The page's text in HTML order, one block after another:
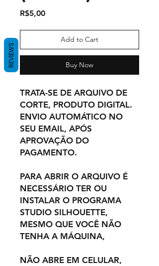
R$5,00Price
Add to Cart
Buy Now
TRATA-SE DE ARQUIVO DE
CORTE, PRODUTO DIGITAL.
ENVIO AUTOMÁTICO NO
SEU EMAIL, APÓS
APROVAÇÃO DO
PAGAMENTO.
PARA ABRIR O ARQUIVO É
NECESSÁRIO TER OU
INSTALAR O PROGRAMA
STUDIO SILHOUETTE,
MESMO QUE VOCÊ NÃO
TENHA A MÁQUINA,
NÃO ABRE EM CELULAR,
REVIEWS